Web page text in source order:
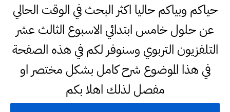
حياكم وبياكم حاليا اكثر البحث في الوقت الحالي
عن حلول خامس ابتدائي الاسبوع الثالث عشر
التلفزيون التربوي وسنوفر لكم في هذه الصفحة
في هذا الموضوع شرح كامل بشكل مختصر او
مفصل لذلك اهلا بكم